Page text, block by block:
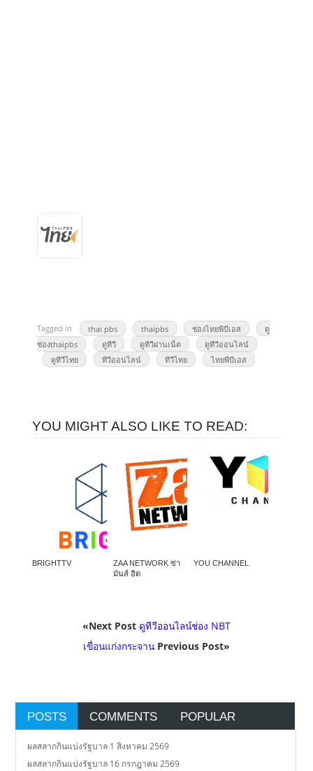
Tagged in thai pbs thaipbs ช่องไทยพีบีเอส
ดู
ช่องthaipbs
ดูทีวี ดูทีวีผ่านเน็ต
ดูทีวีออนไลน์
ดูทีวีไทย
ทีวีออนไลน์ ทีวีไทย ไทยพีบีเอส
YOU MIGHT ALSO LIKE TO READ:
BRIGHTTV
ZAA NETWORK ซ่า
มันส์ ฮิต
YOU CHANNEL
«Next Post ดูทีวีออนไลน์ช่อง NBT
เขื่อนแก่งกระจานPrevious Post»
POSTS COMMENTS POPULAR
ผลสลากกินแบ่งรัฐบาล 1 สิงหาคม 2569
ผลสลากกินแบ่งรัฐบาล 16 กรกฎาคม 2569